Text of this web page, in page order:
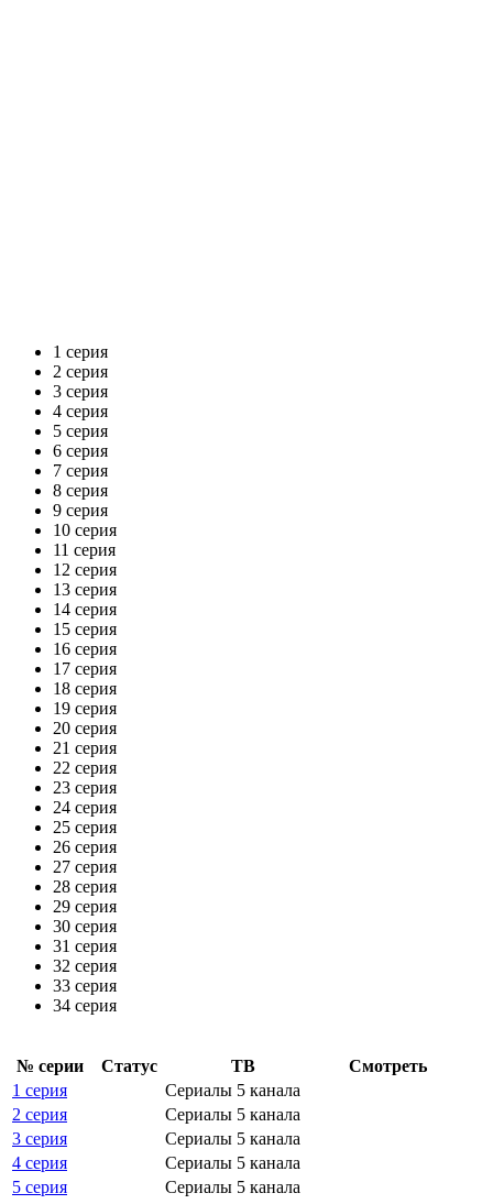
1 серия
2 серия
3 серия
4 серия
5 серия
6 серия
7 серия
8 серия
9 серия
10 серия
11 серия
12 серия
13 серия
14 серия
15 серия
16 серия
17 серия
18 серия
19 серия
20 серия
21 серия
22 серия
23 серия
24 серия
25 серия
26 серия
27 серия
28 серия
29 серия
30 серия
31 серия
32 серия
33 серия
34 серия
№ се­рии Ста­тус ТВ
Смот­реть
1 серия
Сериалы 5 канала
2 серия
Сериалы 5 канала
3 серия
Сериалы 5 канала
4 серия
Сериалы 5 канала
5 серия
Сериалы 5 канала